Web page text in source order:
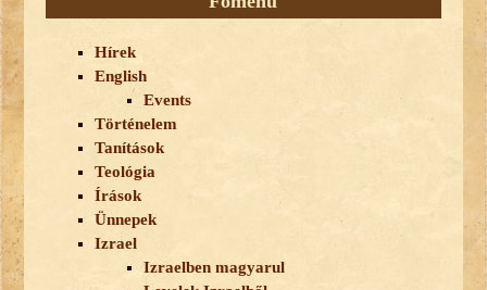
Hírek
English
Events
Történelem
Tanítások
Teológia
Írások
Ünnepek
Izrael
Izraelben magyarul